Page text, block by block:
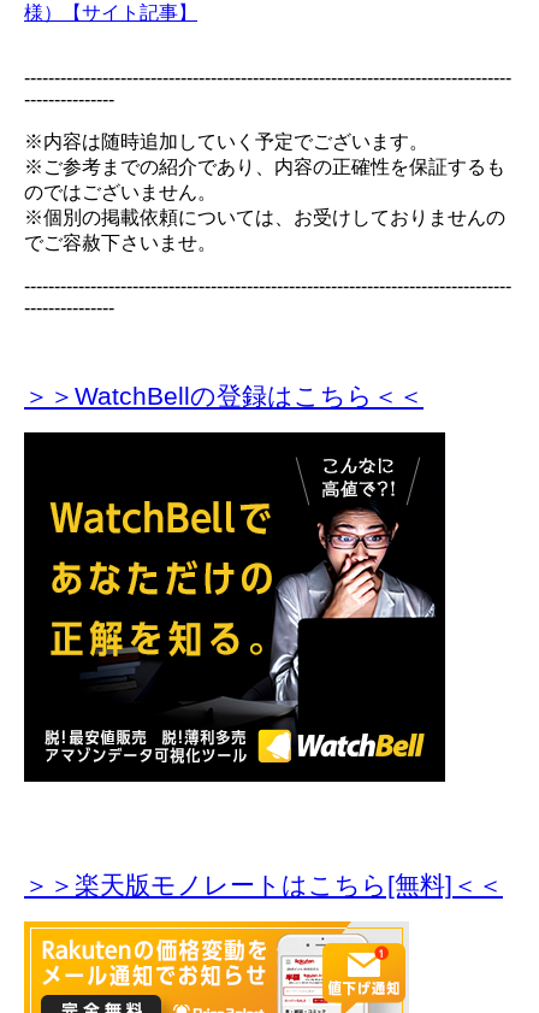
様）【サイト記事】
---------------------------------------------------------------------------------
---------------
※内容は随時追加していく予定でございます。
※ご参考までの紹介であり、内容の正確性を保証するも
のではございません。
※個別の掲載依頼については、お受けしておりませんの
でご容赦下さいませ。
---------------------------------------------------------------------------------
---------------
＞＞WatchBellの登録はこちら＜＜
＞＞楽天版モノレートはこちら[無料]＜＜